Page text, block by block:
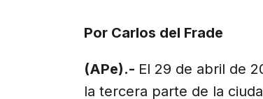
(Twitter)
Por Carlos del Frade
(APe).- El 29 de abril de
la tercera parte de la